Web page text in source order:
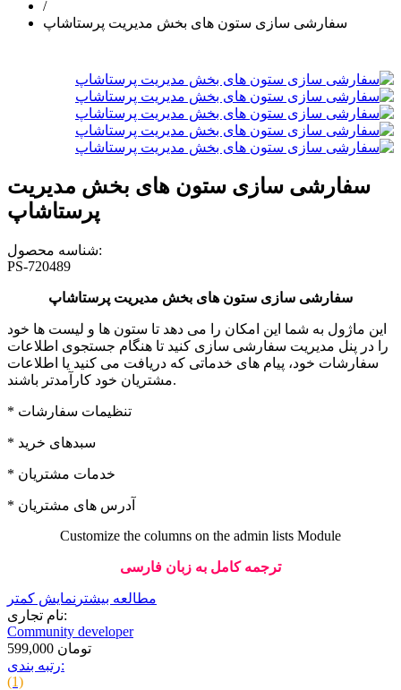
/
سفارشی سازی ستون های بخش مدیریت پرستاشاپ
سفارشی سازی ستون های بخش مدیریت
پرستاشاپ
شناسه محصول:
PS-720489
سفارشی سازی ستون های بخش مدیریت پرستاشاپ
این ماژول به شما این امکان را می دهد تا ستون ها و لیست ها خود
را در پنل مدیریت سفارشی سازی کنید تا هنگام جستجوی اطلاعات
سفارشات خود، پیام های خدماتی که دریافت می کنید یا اطلاعات
مشتریان خود کارآمدتر باشند.
* تنظیمات سفارشات
* سبدهای خرید
* خدمات مشتریان
* آدرس های مشتریان
Customize the columns on the admin lists Module
ترجمه کامل به زبان فارسی
مطالعه بیشتر نمایش کمتر
نام تجاری:
Community developer
599,000 تومان
رتبه بندی:
(1)